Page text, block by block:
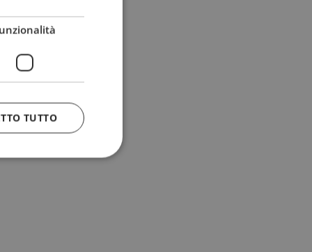
TUTTO